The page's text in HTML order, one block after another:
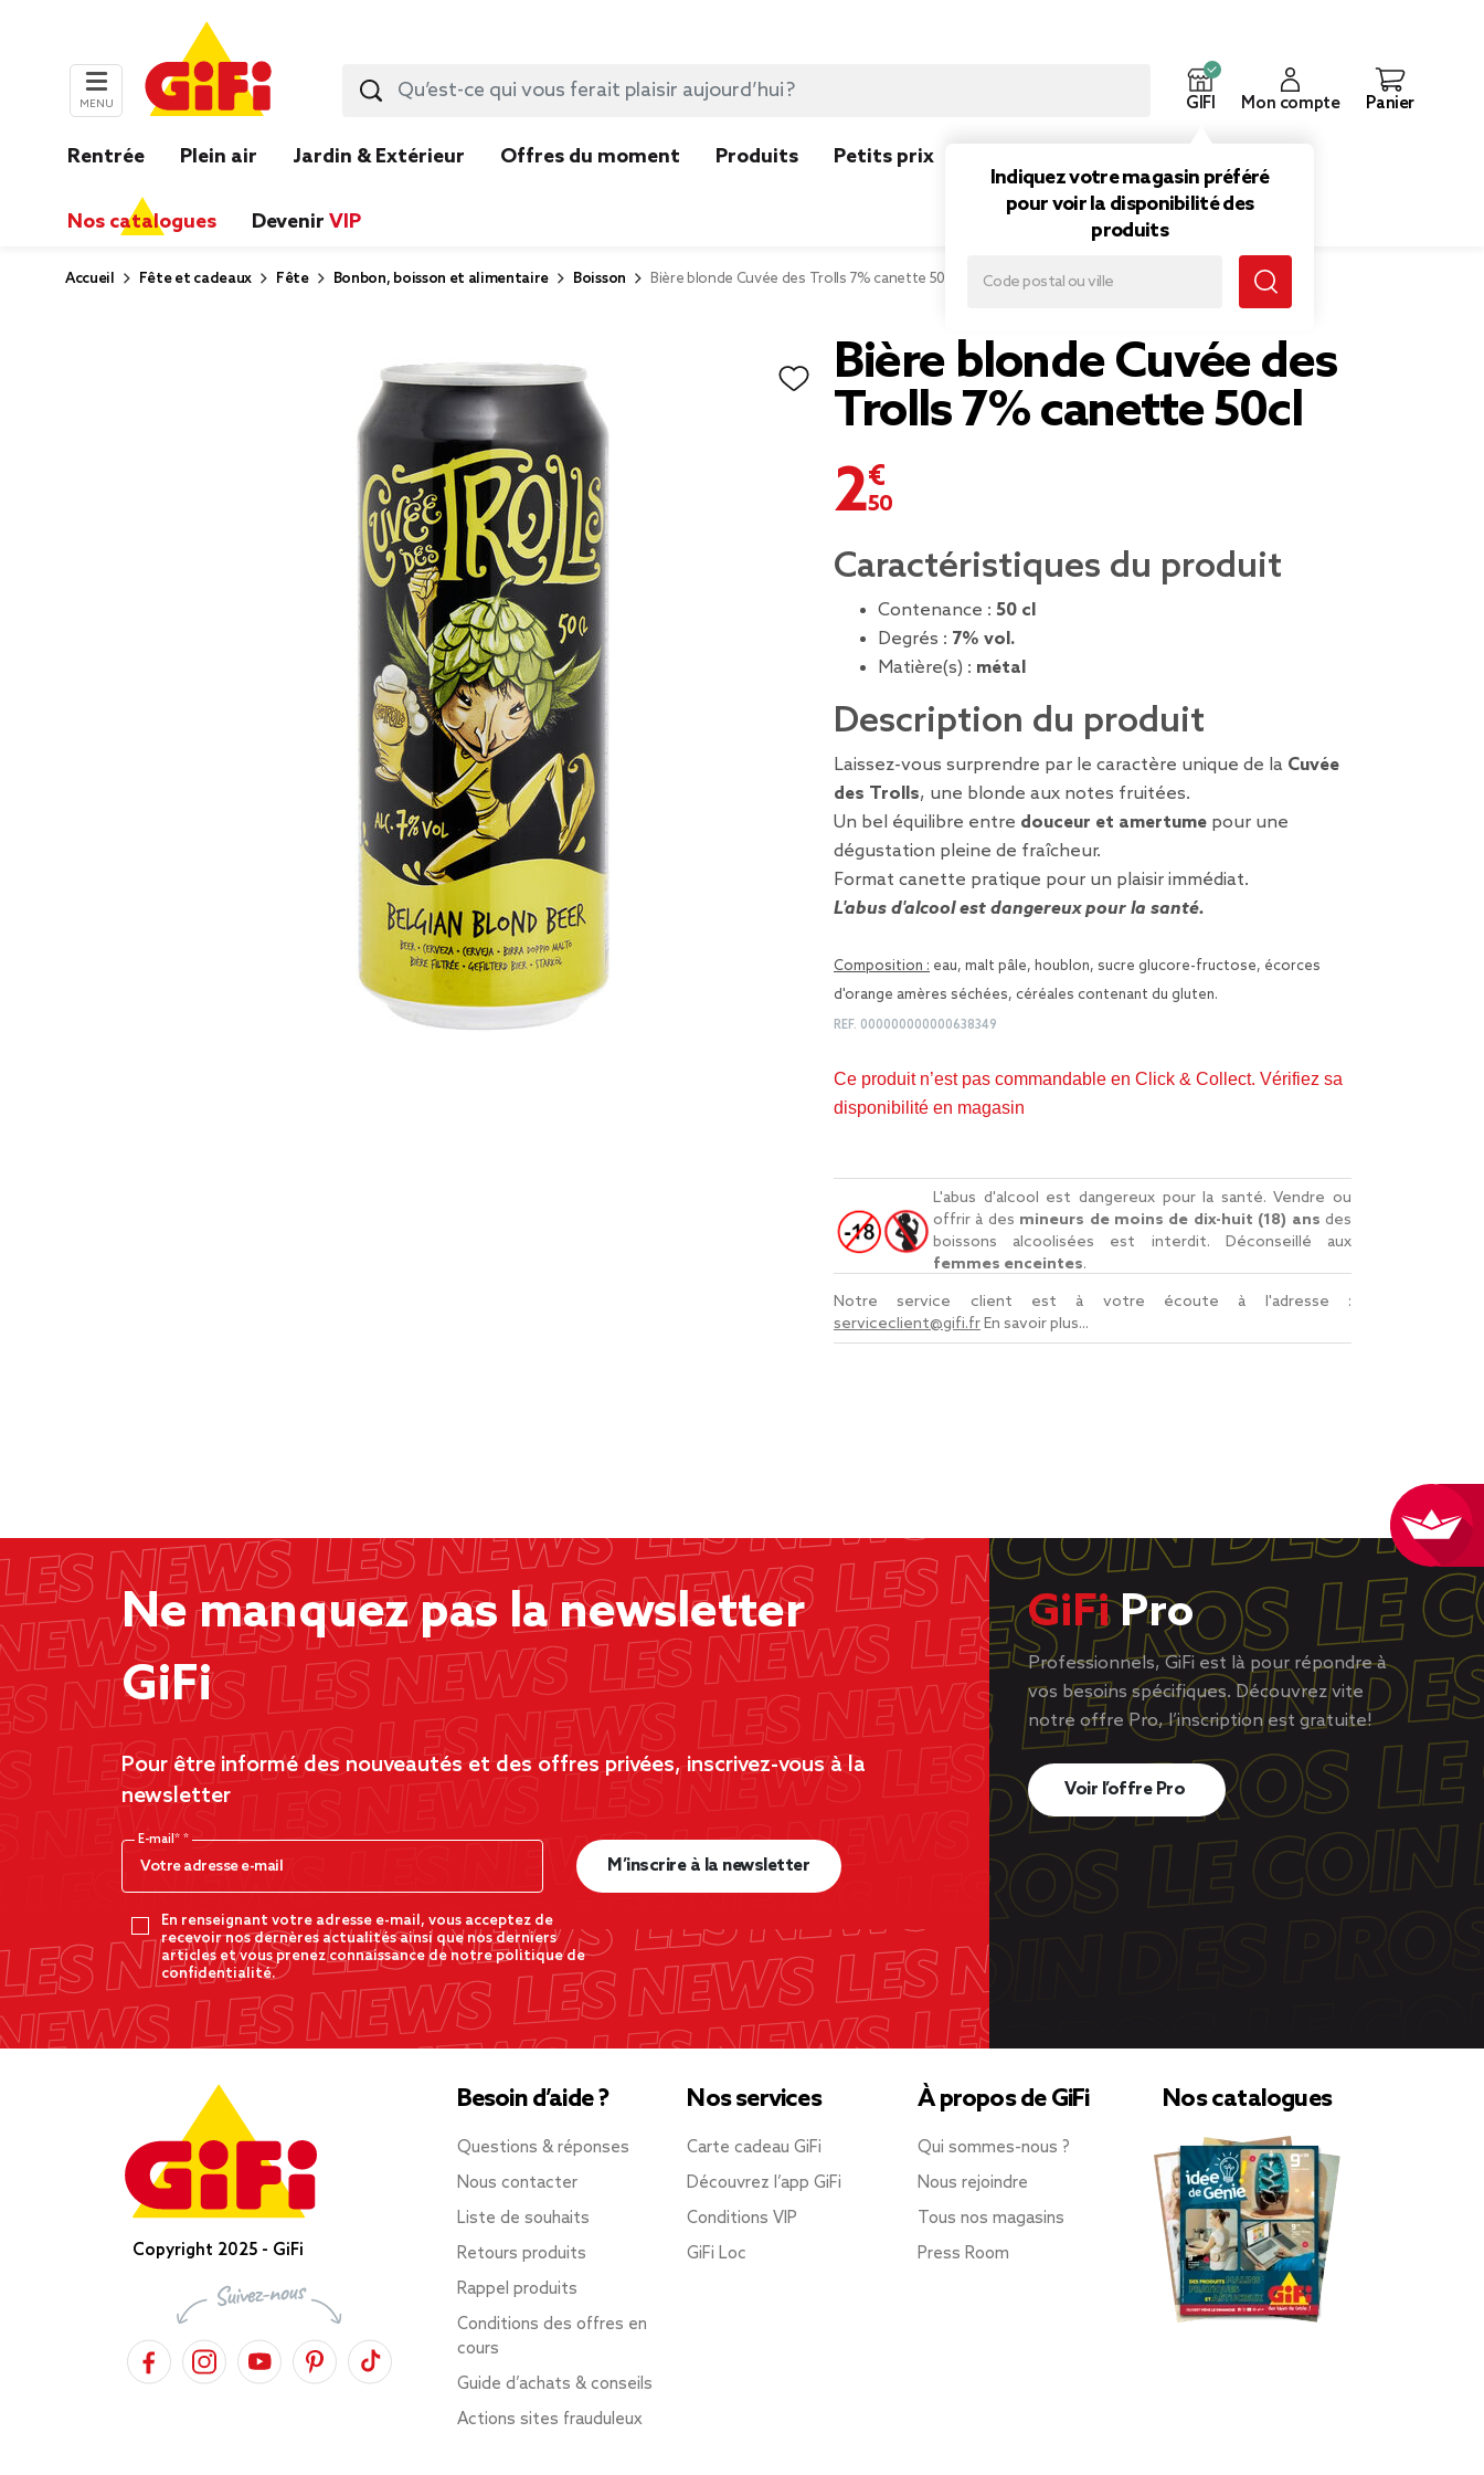
MENU GIFI
Indiquez votre magasin préféré
pour voir la disponibilité des
produits
Mon compte Panier
Rentrée Plein air Jardin & Extérieur Offres du moment Produits Petits prix
Nos catalogues Devenir VIP
Accueil Fête et cadeaux Fête Bonbon, boisson et alimentaire Boisson Bière blonde Cuvée des Trolls 7% canette 50cl
Bière blonde Cuvée des
Trolls 7% canette 50cl
2,50 €
Caractéristiques du produit
Contenance : 50 cl
Degrés : 7% vol.
Matière(s) : métal
Description du produit
Laissez-vous surprendre par le caractère unique de la Cuvée
des Trolls, une blonde aux notes fruitées.
Un bel équilibre entre douceur et amertume pour une
dégustation pleine de fraîcheur.
Format canette pratique pour un plaisir immédiat.
L'abus d'alcool est dangereux pour la santé.
Composition : eau, malt pâle, houblon, sucre glucore-fructose, écorces
d'orange amères séchées, céréales contenant du gluten.
REF. 000000000000638349
Ce produit n’est pas commandable en Click & Collect. Vérifiez sa
disponibilité en magasin
L'abus d'alcool est dangereux pour la santé. Vendre ou
offrir à des mineurs de moins de dix-huit (18) ans des
boissons alcoolisées est interdit. Déconseillé aux
femmes enceintes.
Notre service client est à votre écoute à l'adresse :
serviceclient@gifi.frEn savoir plus...
Ne manquez pas la newsletter
GiFi
Pour être informé des nouveautés et des offres privées, inscrivez-vous à la
newsletter
E-mail*
En renseignant votre adresse e-mail, vous acceptez de
recevoir nos dernères actualités ainsi que nos derniers
articles et vous prenez connaissance de notre politique de
confidentialité.
M’inscrire à la newsletter
GiFiPro
Professionnels, GiFi est là pour répondre à
vos besoins spécifiques. Découvrez vite
notre offre Pro, l’inscription est gratuite!
Voir l’offre Pro
Copyright 2025 - GiFi
Besoin d’aide ?
Questions & réponses
Nous contacter
Liste de souhaits
Retours produits
Rappel produits
Conditions des offres en
cours
Guide d’achats & conseils
Actions sites frauduleux
Nos services
Carte cadeau GiFi
Découvrez l’app GiFi
Conditions VIP
GiFi Loc
À propos de GiFi
Qui sommes-nous ?
Nous rejoindre
Tous nos magasins
Press Room
Nos catalogues